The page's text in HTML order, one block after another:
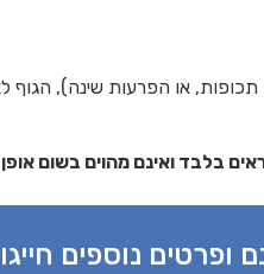
או הפרעות שינה), הגוף
בלבד ואינם מהוים בשום
ופרטים נוספים